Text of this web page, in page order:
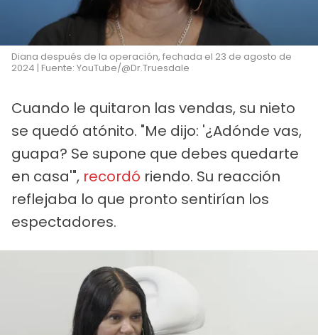
Diana después de la operación, fechada el 23 de agosto de
2024 | Fuente: YouTube/@Dr.Truesdale
Cuando le quitaron las vendas, su nieto
se quedó atónito. "Me dijo: '¿Adónde vas,
guapa? Se supone que debes quedarte
en casa'", recordó riendo. Su reacción
reflejaba lo que pronto sentirían los
espectadores.